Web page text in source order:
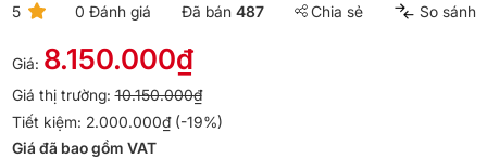
5 0 Đánh giá Đã bán 487 Chia sẻ So sánh
Giá: 8.150.000₫
Giá thị trường:10.150.000₫
Tiết kiệm: 2.000.000₫ (-19%)
Giá đã bao gồm VAT